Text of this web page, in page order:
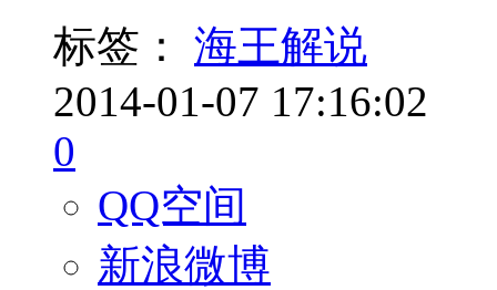
标签：
海王解说
2014-01-07 17:16:02
0
QQ空间
新浪微博